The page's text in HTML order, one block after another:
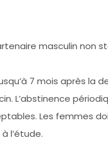
masculin non
7 mois après la
L’abstinence
Les femmes
l’étude.